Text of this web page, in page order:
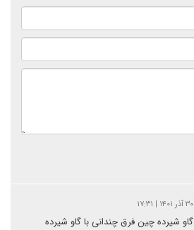
۳۰ آذر ۱۴۰۱ | ۱۷:۳۱
گاو شیرده چین فرق چندانی با گاو شیرده